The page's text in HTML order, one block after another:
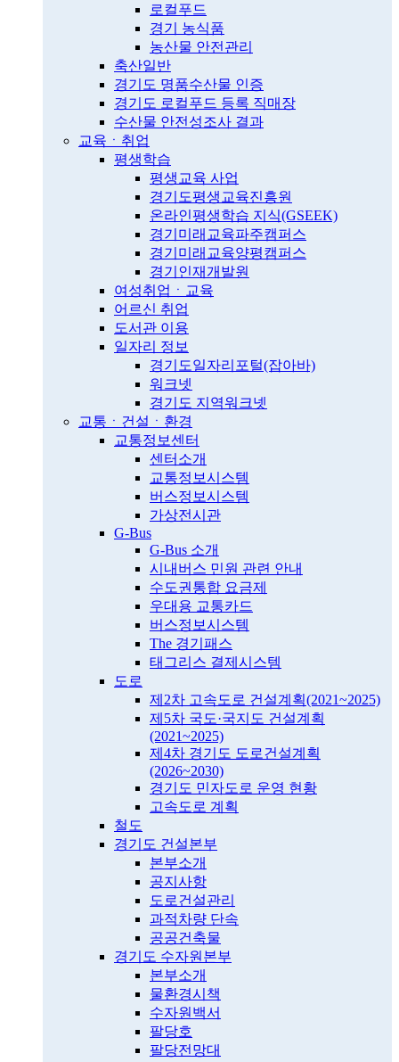
로컬푸드
경기 농식품
농산물 안전관리
축산일반
경기도 명품수산물 인증
경기도 로컬푸드 등록 직매장
수산물 안전성조사 결과
교육ㆍ취업
평생학습
평생교육 사업
경기도평생교육진흥원
온라인평생학습 지식(GSEEK)
경기미래교육파주캠퍼스
경기미래교육양평캠퍼스
경기인재개발원
여성취업ㆍ교육
어르신 취업
도서관 이용
일자리 정보
경기도일자리포털(잡아바)
워크넷
경기도 지역워크넷
교통ㆍ건설ㆍ환경
교통정보센터
센터소개
교통정보시스템
버스정보시스템
가상전시관
G-Bus
G-Bus 소개
시내버스 민원 관련 안내
수도권통합 요금제
우대용 교통카드
버스정보시스템
The 경기패스
태그리스 결제시스템
도로
제2차 고속도로 건설계획(2021~2025)
제5차 국도·국지도 건설계획
(2021~2025)
제4차 경기도 도로건설계획
(2026~2030)
경기도 민자도로 운영 현황
고속도로 계획
철도
경기도 건설본부
본부소개
공지사항
도로건설관리
과적차량 단속
공공건축물
경기도 수자원본부
본부소개
물환경시책
수자원백서
팔당호
팔당전망대